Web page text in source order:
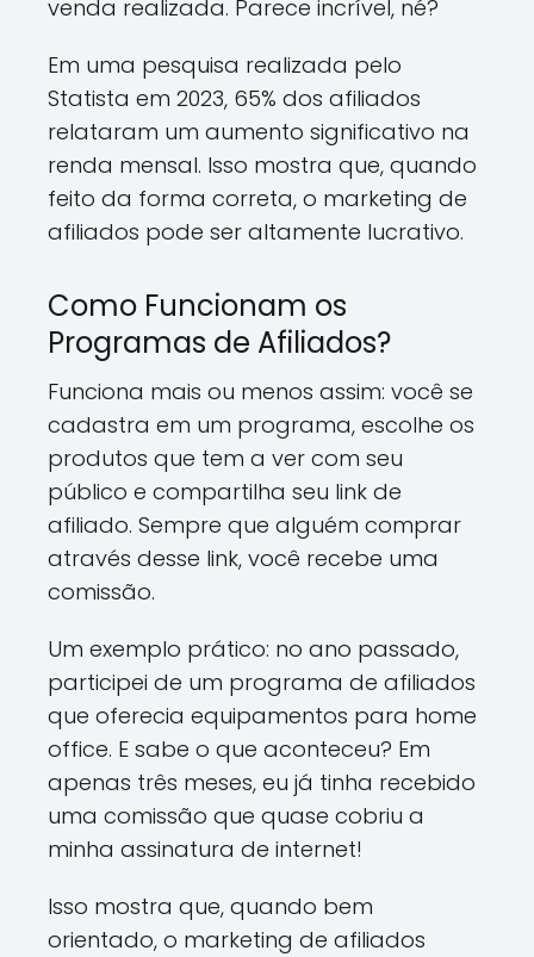
venda realizada. Parece incrível, né?
Em uma pesquisa realizada pelo
Statista em 2023, 65% dos afiliados
relataram um aumento significativo na
renda mensal. Isso mostra que, quando
feito da forma correta, o marketing de
afiliados pode ser altamente lucrativo.
Como Funcionam os
Programas de Afiliados?
Funciona mais ou menos assim: você se
cadastra em um programa, escolhe os
produtos que tem a ver com seu
público e compartilha seu link de
afiliado. Sempre que alguém comprar
através desse link, você recebe uma
comissão.
Um exemplo prático: no ano passado,
participei de um programa de afiliados
que oferecia equipamentos para home
office. E sabe o que aconteceu? Em
apenas três meses, eu já tinha recebido
uma comissão que quase cobriu a
minha assinatura de internet!
Isso mostra que, quando bem
orientado, o marketing de afiliados